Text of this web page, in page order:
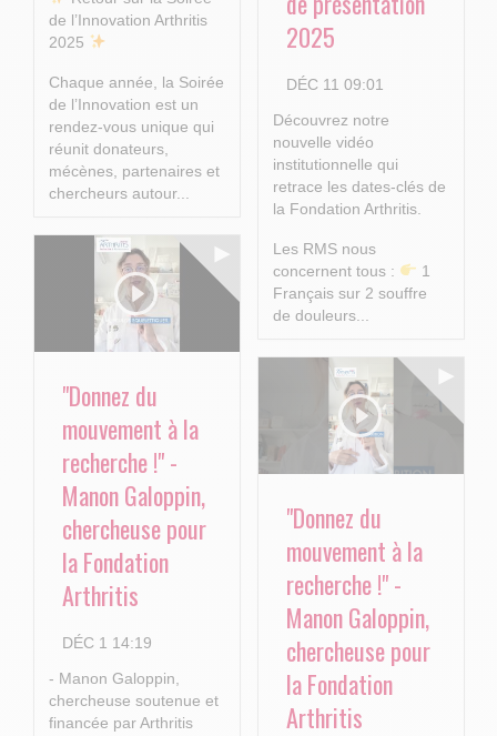
de l’Innovation Arthritis
2025
Chaque année, la Soirée
de l’Innovation est un
rendez-vous unique qui
réunit donateurs,
mécènes, partenaires et
chercheurs autour...
2025
DÉC 11 09:01
Découvrez notre
nouvelle vidéo
institutionnelle qui
retrace les dates-clés de
la Fondation Arthritis.
Les RMS nous
concernent tous :
1
Français sur 2 souffre
de douleurs...
"Donnez du
mouvement à la
recherche !" -
Manon Galoppin,
chercheuse pour
la Fondation
Arthritis
DÉC 1 14:19
- Manon Galoppin,
chercheuse soutenue et
financée par Arthritis
"Donnez du
mouvement à la
recherche !" -
Manon Galoppin,
chercheuse pour
la Fondation
Arthritis